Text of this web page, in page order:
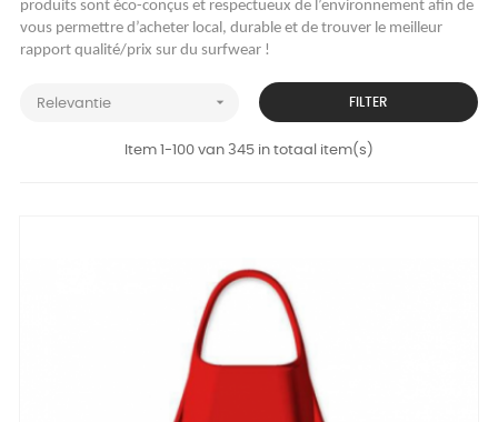
produits sont éco-conçus et respectueux de l’environnement afin de
vous permettre d’acheter local, durable et de trouver le meilleur
rapport qualité/prix sur du surfwear !
Relevantie  FILTER
Item 1-100 van 345 in totaal item(s)